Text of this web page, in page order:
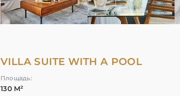
VILLA SUITE WITH A POOL
Площадь:
130 М²